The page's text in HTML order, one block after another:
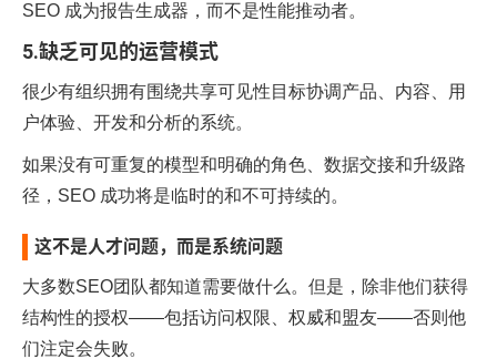
SEO 成为报告生成器，而不是性能推动者。
5.缺乏可见的运营模式
很少有组织拥有围绕共享可见性目标协调产品、内容、用
户体验、开发和分析的系统。
如果没有可重复的模型和明确的角色、数据交接和升级路
径，SEO 成功将是临时的和不可持续的。
这不是人才问题，而是系统问题
大多数SEO团队都知道需要做什么。但是，除非他们获得
结构性的授权——包括访问权限、权威和盟友——否则他
们注定会失败。